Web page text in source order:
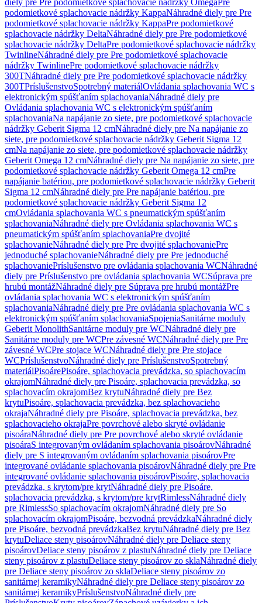
diely pre Pre podomietkové splachovacie nádržky OmegaPre
podomietkové splachovacie nádržky KappaNáhradné diely pre Pre
podomietkové splachovacie nádržky KappaPre podomietkové
splachovacie nádržky DeltaNáhradné diely pre Pre podomietkové
splachovacie nádržky DeltaPre podomietkové splachovacie nádržky
TwinlineNáhradné diely pre Pre podomietkové splachovacie
nádržky TwinlinePre podomietkové splachovacie nádržky
300TNáhradné diely pre Pre podomietkové splachovacie nádržky
300TPríslušenstvoSpotrebný materiálOvládania splachovania WC s
elektronickým spúšťaním splachovaniaNáhradné diely pre
Ovládania splachovania WC s elektronickým spúšťaním
splachovaniaNa napájanie zo siete, pre podomietkové splachovacie
nádržky Geberit Sigma 12 cmNáhradné diely pre Na napájanie zo
siete, pre podomietkové splachovacie nádržky Geberit Sigma 12
cmNa napájanie zo siete, pre podomietkové splachovacie nádržky
Geberit Omega 12 cmNáhradné diely pre Na napájanie zo siete, pre
podomietkové splachovacie nádržky Geberit Omega 12 cmPre
napájanie batériou, pre podomietkové splachovacie nádržky Geberit
Sigma 12 cmNáhradné diely pre Pre napájanie batériou, pre
podomietkové splachovacie nádržky Geberit Sigma 12
cmOvládania splachovania WC s pneumatickým spúšťaním
splachovaniaNáhradné diely pre Ovládania splachovania WC s
pneumatickým spúšťaním splachovaniaPre dvojité
splachovanieNáhradné diely pre Pre dvojité splachovaniePre
jednoduché splachovanieNáhradné diely pre Pre jednoduché
splachovaniePríslušenstvo pre ovládania splachovania WCNáhradné
diely pre Príslušenstvo pre ovládania splachovania WCSúprava pre
hrubú montážNáhradné diely pre Súprava pre hrubú montážPre
ovládania splachovania WC s elektronickým spúšťaním
splachovaniaNáhradné diely pre Pre ovládania splachovania WC s
elektronickým spúšťaním splachovaniaSpojeniaSanitárne moduly
Geberit MonolithSanitárne moduly pre WCNáhradné diely pre
Sanitárne moduly pre WCPre závesné WCNáhradné diely pre Pre
závesné WCPre stojace WCNáhradné diely pre Pre stojace
WCPríslušenstvoNáhradné diely pre PríslušenstvoSpotrebný
materiálPisoárePisoáre, splachovacia prevádzka, so splachovacím
okrajomNáhradné diely pre Pisoáre, splachovacia prevádzka, so
splachovacím okrajomBez krytuNáhradné diely pre Bez
krytuPisoáre, splachovacia prevádzka, bez splachovacieho
okrajaNáhradné diely pre Pisoáre, splachovacia prevádzka, bez
splachovacieho okrajaPre povrchové alebo skryté ovládanie
pisoáraNáhradné diely pre Pre povrchové alebo skryté ovládanie
pisoáraS integrovaným ovládaním splachovania pisoárovNáhradné
diely pre S integrovaným ovládaním splachovania pisoárovPre
integrované ovládanie splachovania pisoárovNáhradné diely pre Pre
integrované ovládanie splachovania pisoárovPisoáre, splachovacia
prevádzka, s krytom/pre krytNáhradné diely pre Pisoáre,
splachovacia prevádzka, s krytom/pre krytRimlessNáhradné diely
pre RimlessSo splachovacím okrajomNáhradné diely pre So
splachovacím okrajomPisoáre, bezvodná prevádzkaNáhradné diely
pre Pisoáre, bezvodná prevádzkaBez krytuNáhradné diely pre Bez
krytuDeliace steny pisoárovNáhradné diely pre Deliace steny
pisoárovDeliace steny pisoárov z plastuNáhradné diely pre Deliace
steny pisoárov z plastuDeliace steny pisoárov zo sklaNáhradné diely
pre Deliace steny pisoárov zo sklaDeliace steny pisoárov zo
sanitárnej keramikyNáhradné diely pre Deliace steny pisoárov zo
sanitárnej keramikyPríslušenstvoNáhradné diely pre